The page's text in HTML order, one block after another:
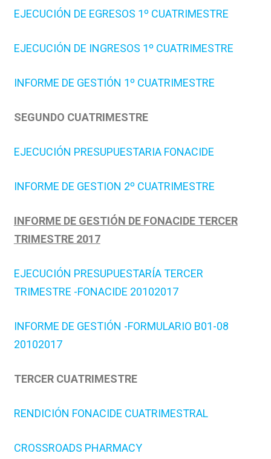
EJECUCIÓN DE EGRESOS 1º CUATRIMESTRE
EJECUCIÓN DE INGRESOS 1º CUATRIMESTRE
INFORME DE GESTIÓN 1º CUATRIMESTRE
SEGUNDO CUATRIMESTRE
EJECUCIÓN PRESUPUESTARIA FONACIDE
INFORME DE GESTION 2º CUATRIMESTRE
INFORME DE GESTIÓN DE FONACIDE TERCER
TRIMESTRE 2017
EJECUCIÓN PRESUPUESTARÍA TERCER
TRIMESTRE -FONACIDE 20102017
INFORME DE GESTIÓN -FORMULARIO B01-08
20102017
TERCER CUATRIMESTRE
RENDICIÓN FONACIDE CUATRIMESTRAL
CROSSROADS PHARMACY